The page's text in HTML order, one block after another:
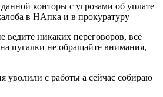
конторы с угрозами об уплате
в НАпка и в прокуратуру
ведите никаких переговоров, всё
пугалки не обращайте внимания,
уволили с работы а сейчас собираю